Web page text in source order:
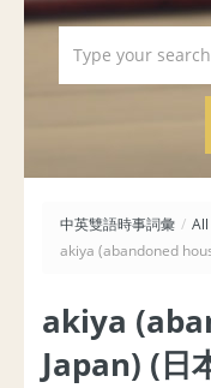
中英雙語時事詞彙 /
akiya (abandoned
akiya
Japan) (日